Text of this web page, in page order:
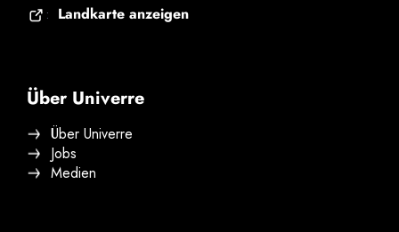
: Landkarte anzeigen
Über Univerre
Über Univerre
Jobs
Medien